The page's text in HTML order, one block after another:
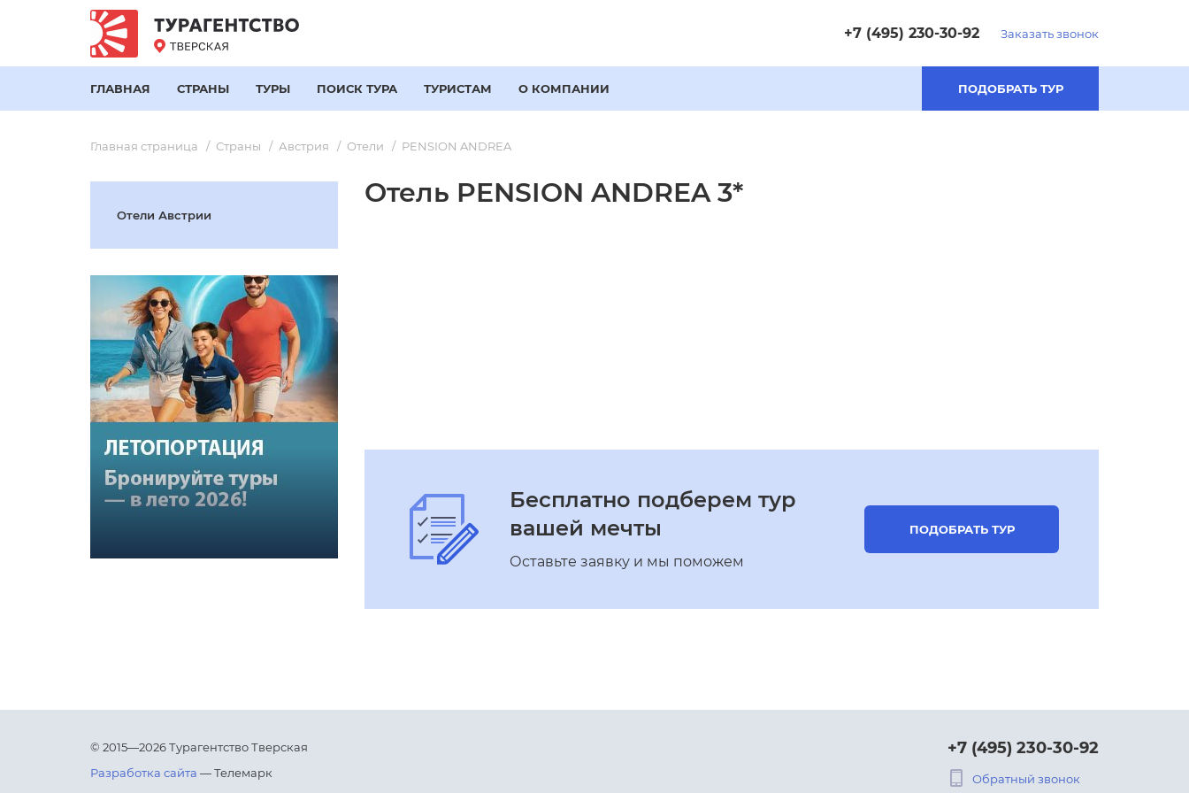
+7 (495) 230-30-92 Заказать звонок
ГЛАВНАЯ СТРАНЫ ТУРЫ ПОИСК ТУРА ТУРИСТАМ О КОМПАНИИ ПОДОБРАТЬ ТУР
Главная страница Страны Австрия Отели PENSION ANDREA
Отели Австрии
Отель PENSION ANDREA 3*
Бесплатно подберем тур
вашей мечты
Оставьте заявку и мы поможем
ПОДОБРАТЬ ТУР
© 2015—2026 Турагентство Тверская
Разработка сайта — Телемарк
+7 (495) 230-30-92
Обратный звонок